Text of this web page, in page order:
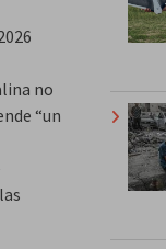
no
“un